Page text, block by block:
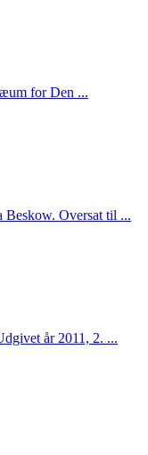
for Den ...
Beskow. Oversat til ...
år 2011, 2. ...